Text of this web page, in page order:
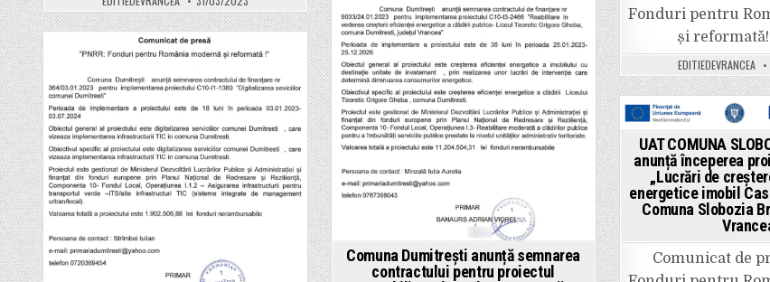
infrastructurii
pentru
transportul
verde
infrastructură
în
comuna
Urechești,
județul
Vrancea”
anunță
începerea
proiectului
titlul
„Transpunerea
în
format
a
documentațiilor
de
amenajare
teritoriului
și
de
planificare
urbană
Fonduri pentru
și
EDITIEDEVRANCEA
in
Comuna Dumitrești anunță semnarea
contractului pentru proiectul
in
in
UAT COMUNA
anunță începerea
„Lucrări de
energetice imobil
Comuna Slobozia
Comunicat de